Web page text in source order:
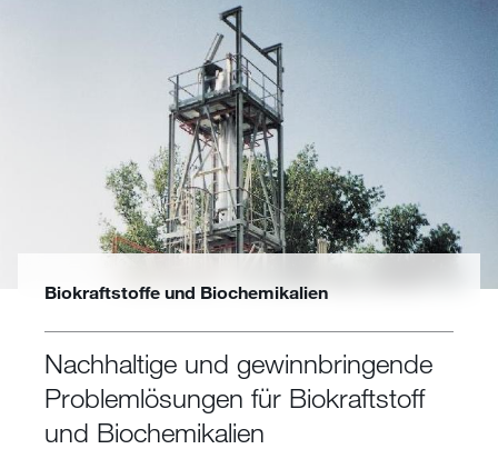
Biokraftstoffe und Biochemikalien
Nachhaltige und gewinnbringende
Problemlösungen für Biokraftstoff
und Biochemikalien